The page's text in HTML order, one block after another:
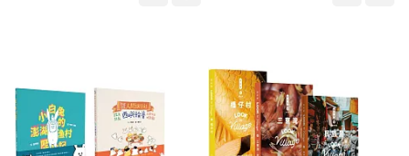
門小雷(2) 阮越清(2)
陳又凌(2) 陳品皓(2)